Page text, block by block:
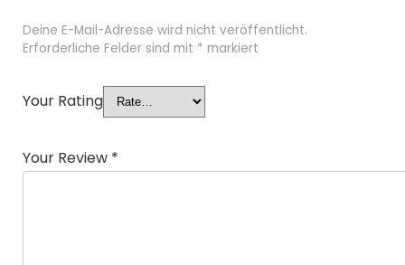
Deine E-Mail-Adresse wird nicht veröffentlicht.
Erforderliche Felder sind mit * markiert
Your Rating
Your Review *